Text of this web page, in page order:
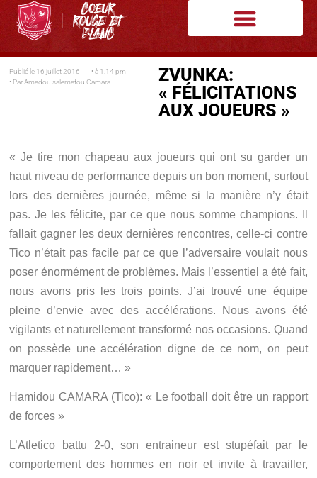
Publié le 16 juillet 2016 • à 1:14 pm
• ParAmadou salematou Camara
ZVUNKA:
« FÉLICITATIONS
AUX JOUEURS »
« Je tire mon chapeau aux joueurs qui ont su garder un
haut niveau de performance depuis un bon moment, surtout
lors des dernières journée, même si la manière n’y était
pas. Je les félicite, par ce que nous somme champions. Il
fallait gagner les deux dernières rencontres, celle-ci contre
Tico n’était pas facile par ce que l’adversaire voulait nous
poser énormément de problèmes. Mais l’essentiel a été fait,
nous avons pris les trois points. J’ai trouvé une équipe
pleine d’envie avec des accélérations. Nous avons été
vigilants et naturellement transformé nos occasions. Quand
on possède une accélération digne de ce nom, on peut
marquer rapidement… »
Hamidou CAMARA (Tico): « Le football doit être un rapport
de forces »
L’Atletico battu 2-0, son entraineur est stupéfait par le
comportement des hommes en noir et invite à travailler,